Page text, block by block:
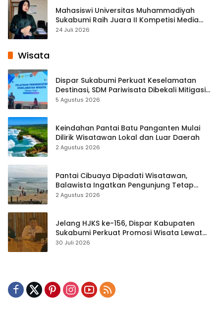
Mahasiswi Universitas Muhammadiyah
Sukabumi Raih Juara II Kompetisi Media
Pembelajaran Digital Tingkat Internasional
24 Juli 2026
Wisata
Dispar Sukabumi Perkuat Keselamatan
Destinasi, SDM Pariwisata Dibekali Mitigasi
hingga Teknik Evakuasi
5 Agustus 2026
Keindahan Pantai Batu Panganten Mulai
Dilirik Wisatawan Lokal dan Luar Daerah
2 Agustus 2026
Pantai Cibuaya Dipadati Wisatawan,
Balawista Ingatkan Pengunjung Tetap
Waspada
2 Agustus 2026
Jelang HJKS ke-156, Dispar Kabupaten
Sukabumi Perkuat Promosi Wisata Lewat
Publikasi Digital
30 Juli 2026